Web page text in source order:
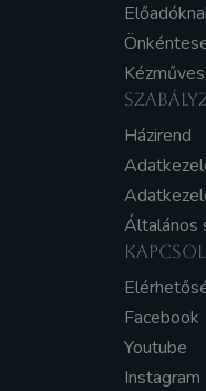
Házirend
Általános
Facebook
Youtube
Instagram